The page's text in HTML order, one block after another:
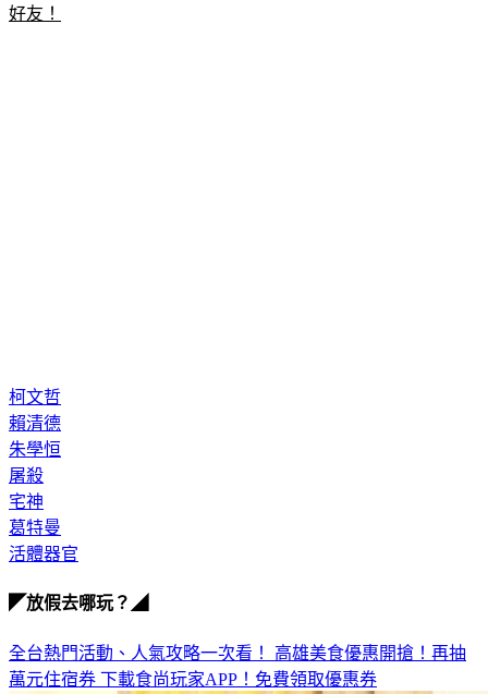
好友！
柯文哲
賴清德
朱學恒
屠殺
宅神
葛特曼
活體器官
◤放假去哪玩？◢
全台熱門活動、人氣攻略一次看！ 高雄美食優惠開搶！再抽
萬元住宿券 下載食尚玩家APP！免費領取優惠券